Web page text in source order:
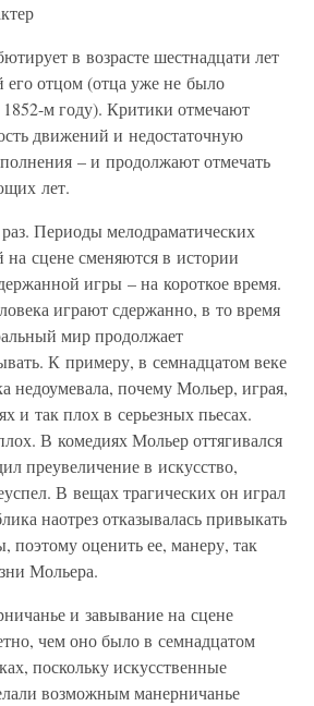
в возрасте шестнадцати лет
его отцом (отца уже не было
м году). Критики отмечают
движений и недостаточную
– и продолжают отмечать
лет.
Периоды мелодраматических
сцене сменяются в истории
игры – на короткое время.
играют сдержанно, в то время
мир продолжает
К примеру, в семнадцатом веке
недоумевала, почему Мольер, играя,
и так плох в серьезных пьесах.
В комедиях Мольер оттягивался
преувеличение в искусство,
В вещах трагических он играл
наотрез отказывалась привыкать
поэтому оценить ее, манеру, так
Мольера.
и завывание на сцене
чем оно было в семнадцатом
поскольку искусственные
возможным манерничанье